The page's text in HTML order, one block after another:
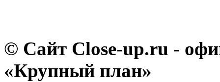
© Сайт Close-up.ru -
«Крупный план»